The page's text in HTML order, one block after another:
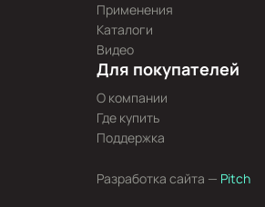
Применения
Каталоги
Видео
Для покупателей
О компании
Где купить
Поддержка
Разработка сайта — Pitch